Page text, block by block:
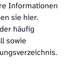
Informationen
sie hier.
häufig
sowie